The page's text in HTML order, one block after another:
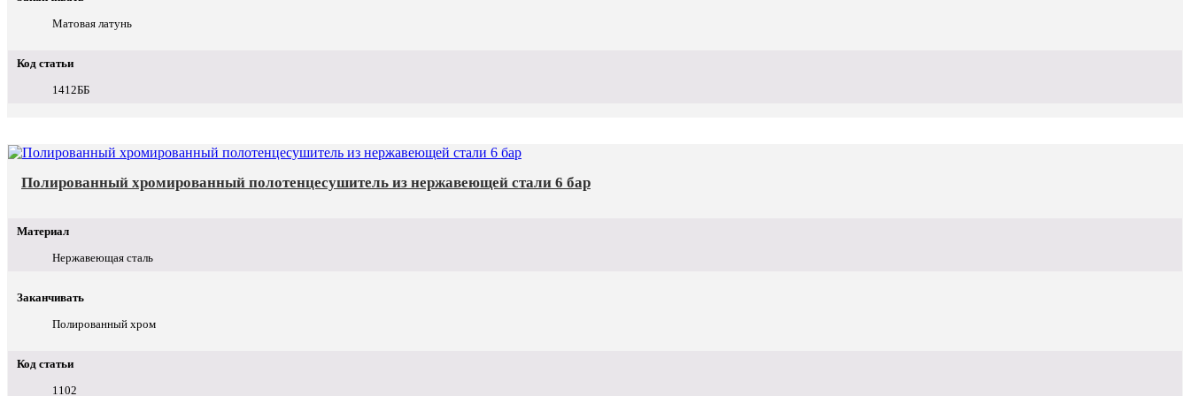
Матовая латунь
Код статьи
1412ББ
Полированный хромированный полотенцесушитель из нержавеющей стали 6 бар
Материал
Нержавеющая сталь
Заканчивать
Полированный хром
Код статьи
1102